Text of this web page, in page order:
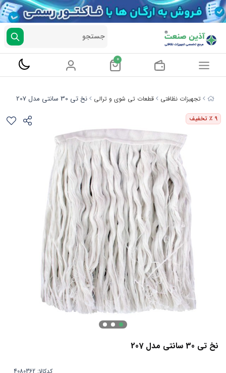
تجهیزات نظافتی قطعات تی شوی و ترالی نخ تی 30 سانتی مدل 207
9 ٪ تخفیف
نخ تی 30 سانتی مدل 207
جستجو
0